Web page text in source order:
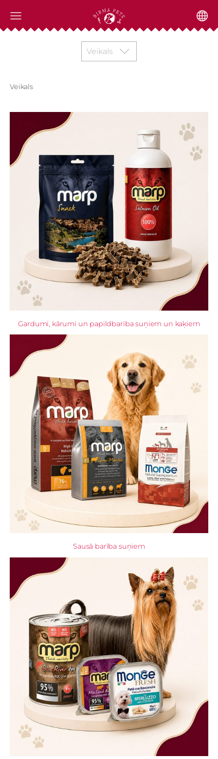
Veikals
Veikals
Gardumi, kārumi un papildbarība suņiem un kaķiem
Sausā barība suņiem